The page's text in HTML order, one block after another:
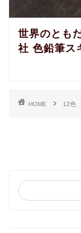
世界のとも
社 色鉛筆ス
HOME 12色